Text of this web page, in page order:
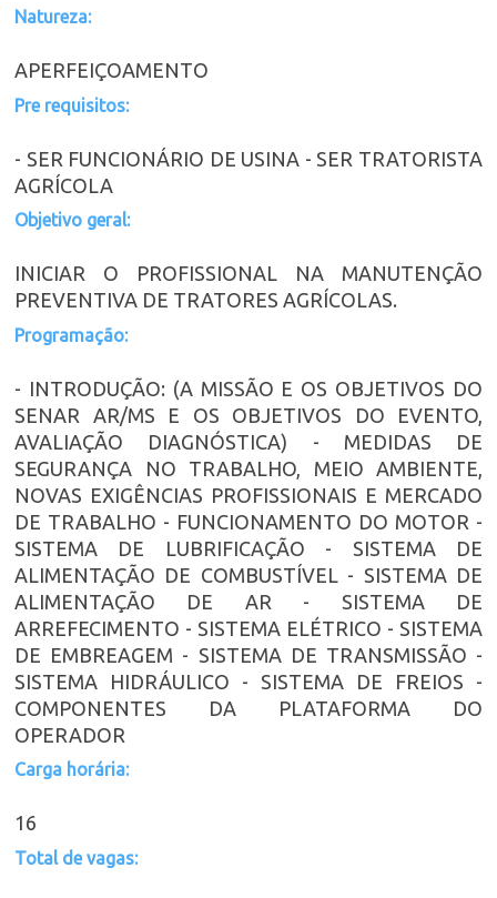
Natureza:
APERFEIÇOAMENTO
Pre requisitos:
- SER FUNCIONÁRIO DE USINA - SER TRATORISTA
AGRÍCOLA
Objetivo geral:
INICIAR O PROFISSIONAL NA MANUTENÇÃO
PREVENTIVA DE TRATORES AGRÍCOLAS.
Programação:
- INTRODUÇÃO: (A MISSÃO E OS OBJETIVOS DO
SENAR AR/MS E OS OBJETIVOS DO EVENTO,
AVALIAÇÃO DIAGNÓSTICA) - MEDIDAS DE
SEGURANÇA NO TRABALHO, MEIO AMBIENTE,
NOVAS EXIGÊNCIAS PROFISSIONAIS E MERCADO
DE TRABALHO - FUNCIONAMENTO DO MOTOR -
SISTEMA DE LUBRIFICAÇÃO - SISTEMA DE
ALIMENTAÇÃO DE COMBUSTÍVEL - SISTEMA DE
ALIMENTAÇÃO DE AR - SISTEMA DE
ARREFECIMENTO - SISTEMA ELÉTRICO - SISTEMA
DE EMBREAGEM - SISTEMA DE TRANSMISSÃO -
SISTEMA HIDRÁULICO - SISTEMA DE FREIOS -
COMPONENTES DA PLATAFORMA DO
OPERADOR
Carga horária:
16
Total de vagas: